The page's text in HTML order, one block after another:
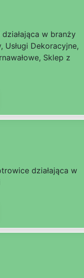
w branży
Dekoracyjne,
Sklep z
działająca w